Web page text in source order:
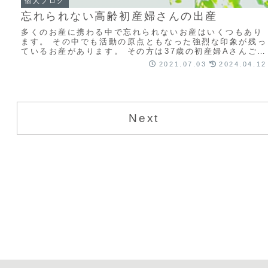
忘れられない高齢初産婦さんの出産
多くのお産に携わる中で忘れられないお産はいくつもあり
ます。 その中でも活動の原点ともなった強烈な印象が残っ
ているお産があります。 その方は37歳の初産婦Aさんご主
人が10歳近く上のご夫婦で5年の不妊治...
2021.07.03 2024.04.12
Next